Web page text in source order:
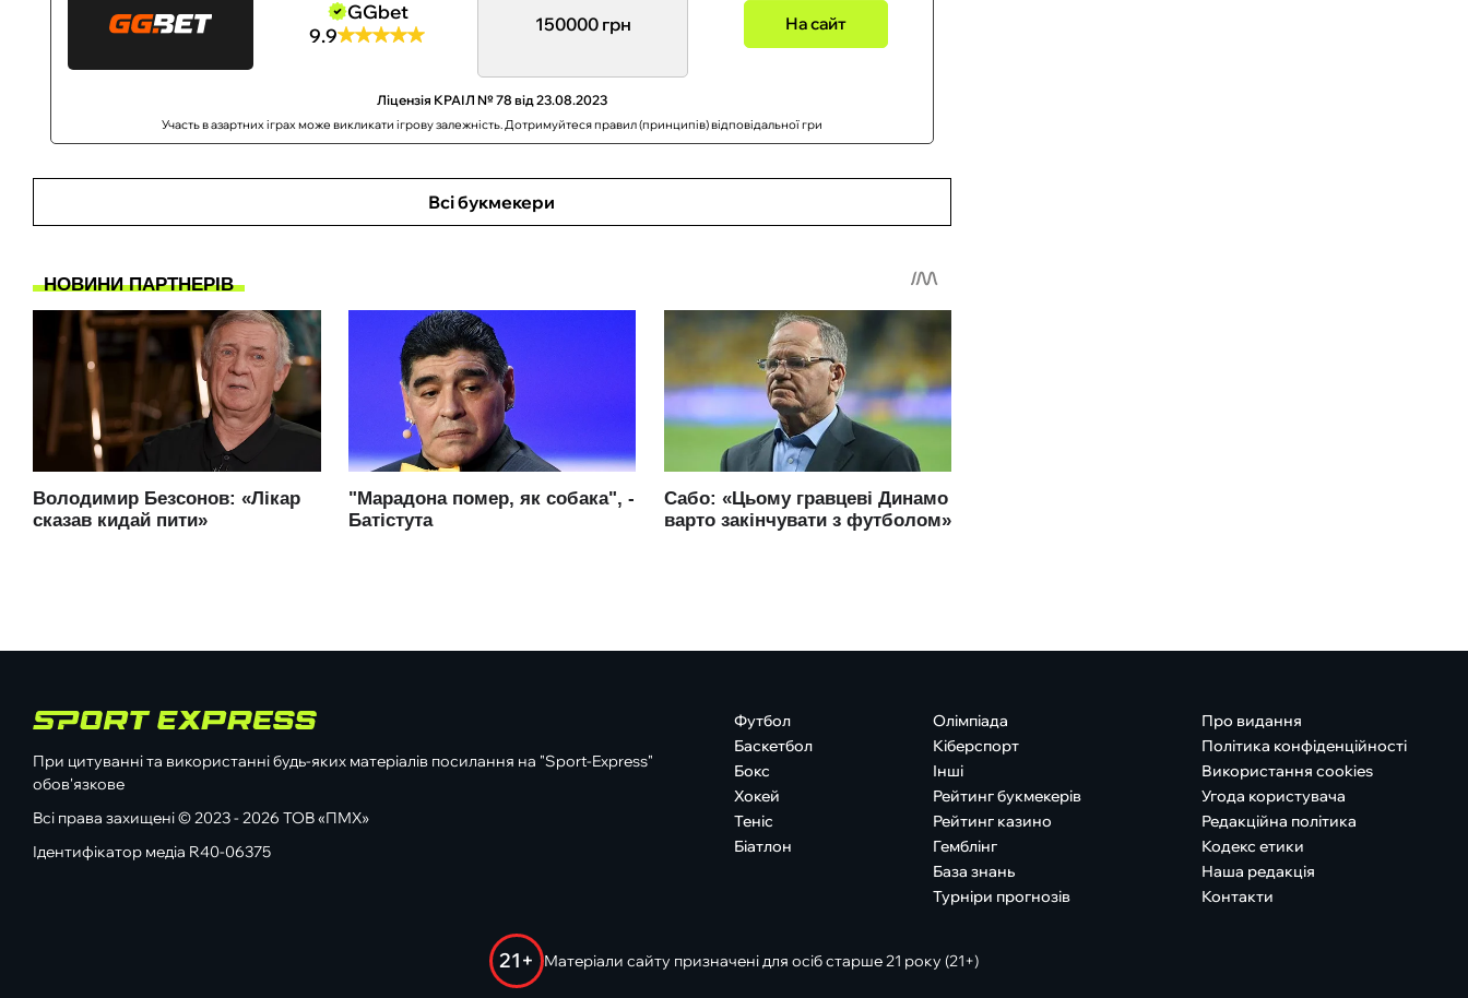
GGbet
9.9
150000 грн На сайт
Ліцензія КРАІЛ № 78 від 23.08.2023
Участь в азартних іграх може викликати ігрову залежність. Дотримуйтеся правил (принципів) відповідальної гри
Всі букмекери
При цитуванні та використанні будь-яких матеріалів посилання на "Sport-Express"
обов'язкове
Всі права захищені © 2023 - 2026 ТОВ «ПМХ»
Ідентифікатор медіа R40-06375
Футбол
Баскетбол
Бокс
Хокей
Теніс
Біатлон
Олімпіада
Кіберспорт
Інші
Рейтинг букмекерів
Рейтинг казино
Гемблінг
База знань
Турніри прогнозів
Про видання
Політика конфіденційності
Використання cookies
Угода користувача
Редакційна політика
Кодекс етики
Наша редакція
Контакти
21+ Матеріали сайту призначені для осіб старше 21 року (21+)